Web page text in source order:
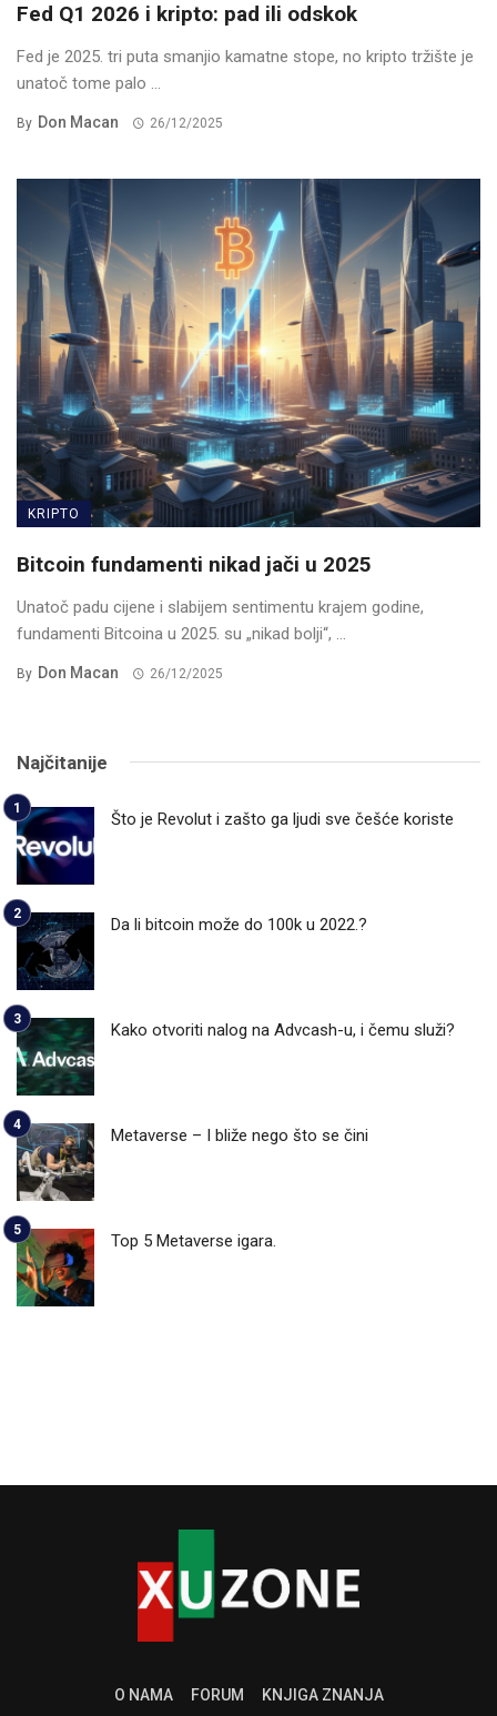
Fed Q1 2026 i kripto: pad ili odskok
Fed je 2025. tri puta smanjio kamatne stope, no kripto tržište je
unatoč tome palo ...
By Don Macan 26/12/2025
KRIPTO
Bitcoin fundamenti nikad jači u 2025
Unatoč padu cijene i slabijem sentimentu krajem godine,
fundamenti Bitcoina u 2025. su „nikad bolji“, ...
By Don Macan 26/12/2025
Najčitanije
Što je Revolut i zašto ga ljudi sve češće koriste
Da li bitcoin može do 100k u 2022.?
Kako otvoriti nalog na Advcash-u, i čemu služi?
Metaverse – I bliže nego što se čini
Top 5 Metaverse igara.
O NAMA FORUM KNJIGA ZNANJA